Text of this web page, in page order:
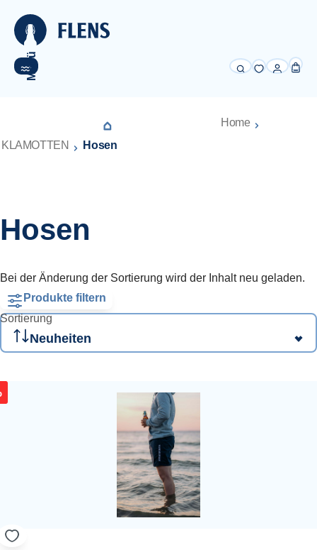
springen
Menü
Home
KLAMOTTEN
Hosen
Hosen
Bei der Änderung der Sortierung wird der Inhalt neu geladen.
Produkte filtern
Sortierung